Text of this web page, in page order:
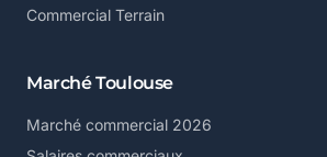
Commercial Terrain
Marché Toulouse
Marché commercial 2026